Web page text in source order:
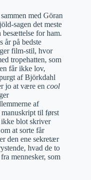
med Göran
sagen det meste
for ham.
år på bedste
film-stil, hvor
tropehatten, som
får ikke lov,
af Björkdahl
jo at være en cool
af
til først
ikke blot skriver
at sorte får
den ene sekretær
hvad de to
mennesker, som